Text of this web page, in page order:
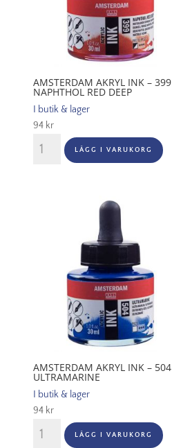
AMSTERDAM AKRYL INK – 399
NAPHTHOL RED DEEP
I butik & lager
94 kr
Amsterdam
Akryl
LÄGG I VARUKORG
AMSTERDAM AKRYL INK – 504
ULTRAMARINE
I butik & lager
94 kr
Amsterdam
Akryl
LÄGG I VARUKORG